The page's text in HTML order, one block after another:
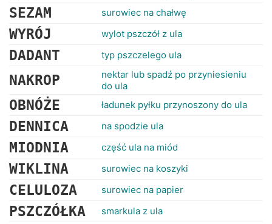
SEZAM surowiec na chałwę
WYRÓJ wylot pszczół z ula
DADANT typ pszczelego ula
NAKROP
nektar lub spadź po przyniesieniu
do ula
OBNÓŻE ładunek pyłku przynoszony do ula
DENNICA na spodzie ula
MIODNIA część ula na miód
WIKLINA surowiec na koszyki
CELULOZA surowiec na papier
PSZCZÓŁKA smarkula z ula